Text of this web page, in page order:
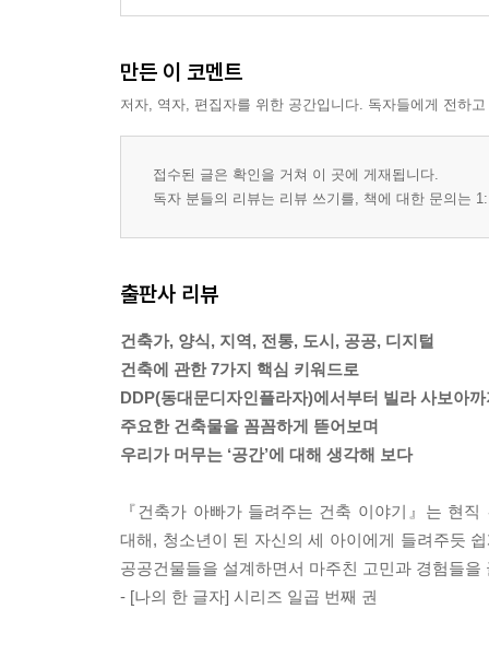
만든 이 코멘트
저자, 역자, 편집자를 위한 공간입니다. 독자들에게 전하
접수된 글은 확인을 거쳐 이 곳에 게재됩니다.
독자 분들의 리뷰는 리뷰 쓰기를, 책에 대한 문의는
출판사 리뷰
건축가, 양식, 지역, 전통, 도시, 공공, 디지털
건축에 관한 7가지 핵심 키워드로
DDP(동대문디자인플라자)에서부터 빌라 사보아까
주요한 건축물을 꼼꼼하게 뜯어보며
우리가 머무는 ‘공간’에 대해 생각해 보다
『건축가 아빠가 들려주는 건축 이야기』는 현
대해, 청소년이 된 자신의 세 아이에게 들려주듯
공공건물들을 설계하면서 마주친 고민과 경험들
- [나의 한 글자] 시리즈 일곱 번째 권